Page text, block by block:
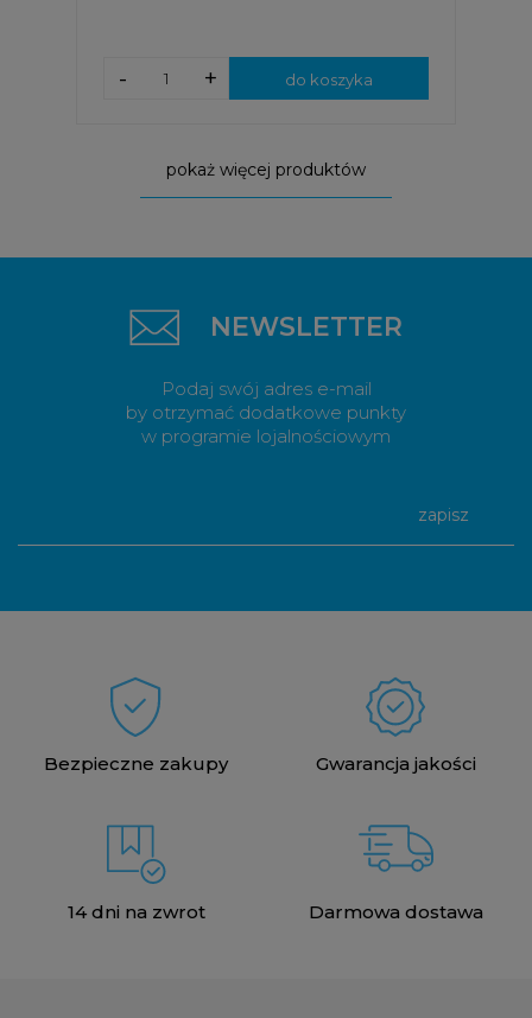
+
- do koszyka
pokaż więcej produktów
NEWSLETTER
Podaj swój adres e-mail
by otrzymać dodatkowe punkty
w programie lojalnościowym
zapisz
Bezpieczne zakupy Gwarancja jakości
14 dni na zwrot Darmowa dostawa